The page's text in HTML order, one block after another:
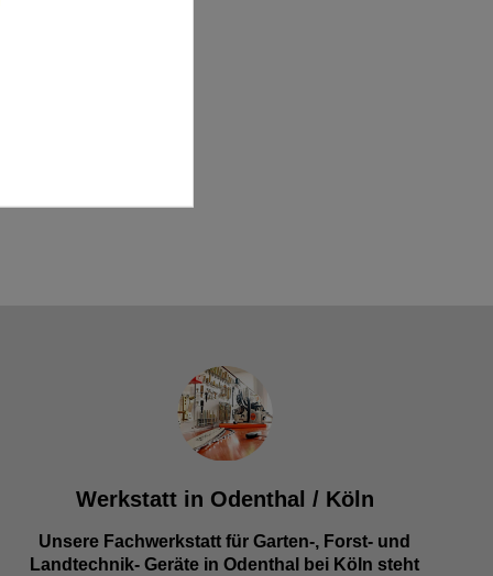
30mm
Werkstatt in Odenthal / Köln
Unsere Fachwerkstatt für Garten-, Forst- und
Landtechnik- Geräte in Odenthal bei Köln steht